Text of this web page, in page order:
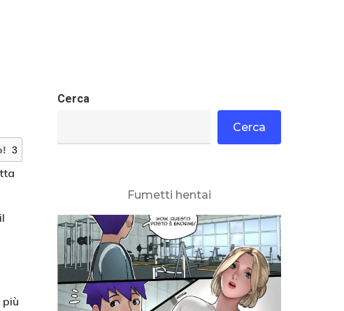
3
più
Cerca
Cerca
Fumetti hentai